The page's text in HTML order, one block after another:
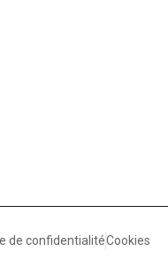
de confidentialitéCookies